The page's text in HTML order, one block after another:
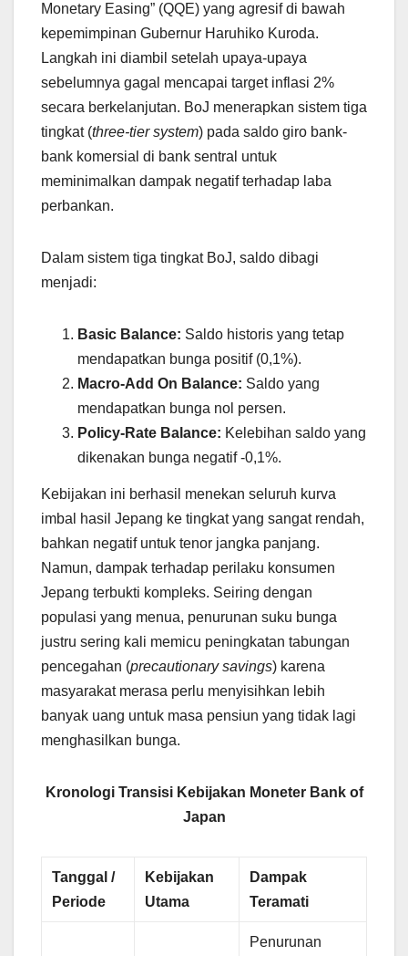
Monetary Easing” (QQE) yang agresif di bawah
kepemimpinan Gubernur Haruhiko Kuroda.
Langkah ini diambil setelah upaya-upaya
sebelumnya gagal mencapai target inflasi 2%
secara berkelanjutan. BoJ menerapkan sistem tiga
tingkat (three-tier system) pada saldo giro bank-
bank komersial di bank sentral untuk
meminimalkan dampak negatif terhadap laba
perbankan.
Dalam sistem tiga tingkat BoJ, saldo dibagi
menjadi:
Basic Balance: Saldo historis yang tetap
mendapatkan bunga positif (0,1%).
Macro-Add On Balance: Saldo yang
mendapatkan bunga nol persen.
Policy-Rate Balance: Kelebihan saldo yang
dikenakan bunga negatif -0,1%.
Kebijakan ini berhasil menekan seluruh kurva
imbal hasil Jepang ke tingkat yang sangat rendah,
bahkan negatif untuk tenor jangka panjang.
Namun, dampak terhadap perilaku konsumen
Jepang terbukti kompleks. Seiring dengan
populasi yang menua, penurunan suku bunga
justru sering kali memicu peningkatan tabungan
pencegahan (precautionary savings) karena
masyarakat merasa perlu menyisihkan lebih
banyak uang untuk masa pensiun yang tidak lagi
menghasilkan bunga.
Kronologi Transisi Kebijakan Moneter Bank of
Japan
Tanggal /
Periode
Kebijakan
Utama
Dampak
Teramati
Penurunan